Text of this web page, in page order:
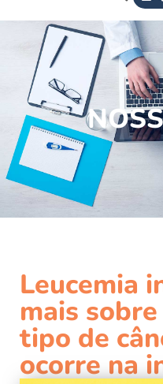
Leucemia
mais
tipo de
ocorre na